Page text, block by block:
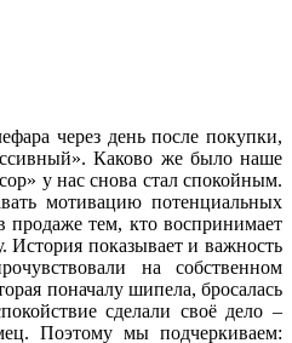
через день после покупки,
Каково же было наше
у нас снова стал спокойным.
мотивацию потенциальных
продаже тем, кто воспринимает
показывает и важность
на собственном
поначалу шипела, бросалась
сделали своё дело –
Поэтому мы подчеркиваем: